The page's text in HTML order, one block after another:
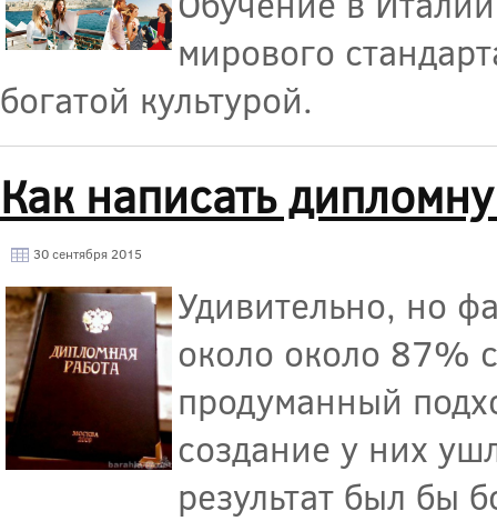
мирового
богатой культурой.
Как написать
30 сентября 2015
Удивительно, но
около около 87%
продуманный
создание у них
результат был бы